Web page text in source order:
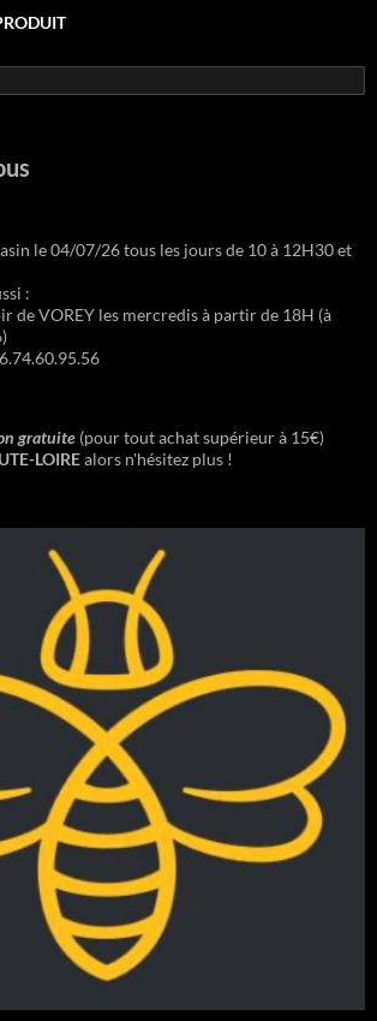
le 04/07/26 tous les jours de 10 à 12H30 et
:
de VOREY les mercredis à partir de 18H (à
gratuite (pour tout achat supérieur à 15€)
LOIREalors n'hésitez plus !